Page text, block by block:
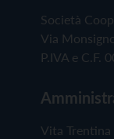
Società
Via
P.IVA e C.F.
Vita